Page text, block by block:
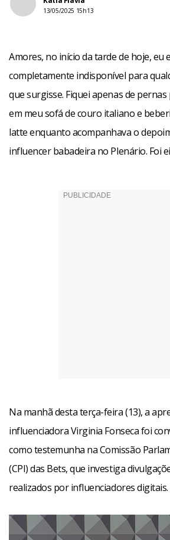
13/05/2025 15h13
Amores, no início da tarde de hoje, eu
completamente indisponível para
que surgisse. Fiquei apenas de
em meu sofá de couro italiano e
latte enquanto acompanhava o
influencer babadeira no Plenário. Foi
Na manhã desta terça-feira (13), a
influenciadora Virginia Fonseca foi
como testemunha na Comissão
(CPI) das Bets, que investiga
realizados por influenciadores digitais.